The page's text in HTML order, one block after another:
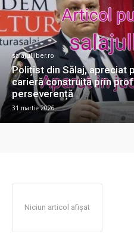
salajulliber.ro
Polițist din Sălaj, apreciat
carieră construită prin
perseverență
31 martie 2026
Niciun articol afișat